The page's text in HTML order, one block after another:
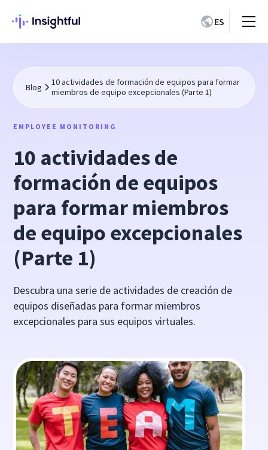
ES
Blog
10 actividades de formación de equipos para formar
miembros de equipo excepcionales (Parte 1)
EMPLOYEE MONITORING
10 actividades de
formación de equipos
para formar miembros
de equipo excepcionales
(Parte 1)
Descubra una serie de actividades de creación de
equipos diseñadas para formar miembros
excepcionales para sus equipos virtuales.